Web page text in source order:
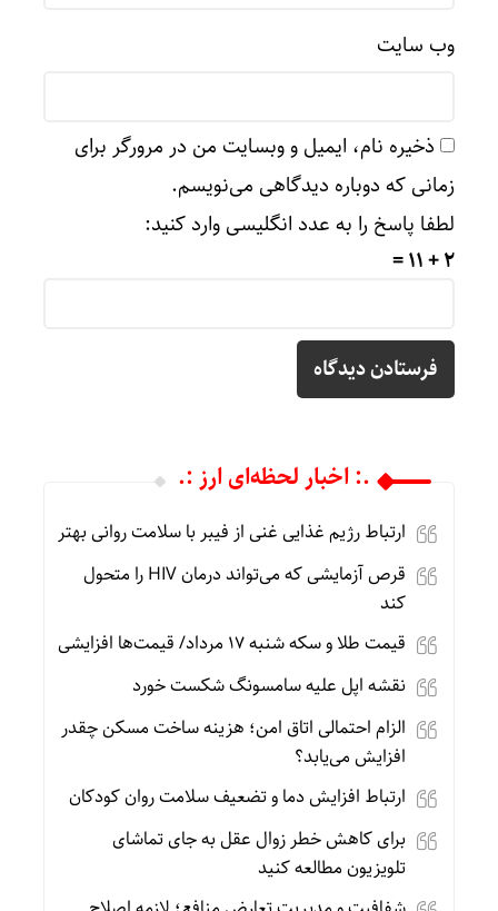
وب‌ سایت
ذخیره نام، ایمیل و وبسایت من در مرورگر برای
زمانی که دوباره دیدگاهی می‌نویسم.
لطفا پاسخ را به عدد انگلیسی وارد کنید:
2 + 11 =
.: اخبار لحظه‌ای ارز :.
ارتباط رژیم غذایی غنی از فیبر با سلامت روانی بهتر
قرص آزمایشی که می‌تواند درمان HIV را متحول
کند
قیمت طلا و سکه شنبه 17 مرداد/ قیمت‌ها افزایشی
نقشه اپل علیه سامسونگ شکست خورد
الزام احتمالی اتاق امن؛ هزینه ساخت مسکن چقدر
افزایش می‌یابد؟
ارتباط افزایش دما و تضعیف سلامت روان کودکان
برای کاهش خطر زوال عقل به جای تماشای
تلویزیون مطالعه کنید